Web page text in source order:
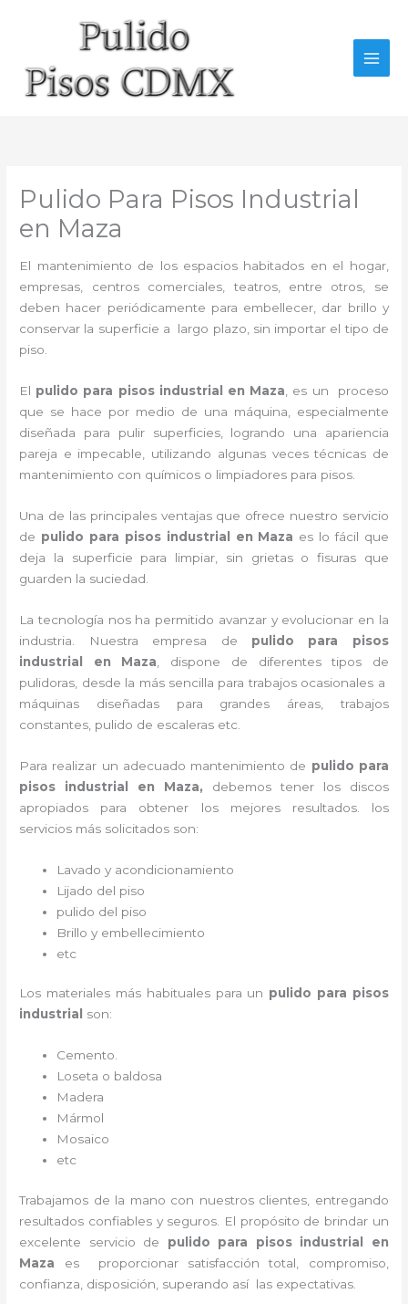
Pulido Para Pisos Industrial
en Maza
El mantenimiento de los espacios habitados en el hogar,
empresas, centros comerciales, teatros, entre otros, se
deben hacer periódicamente para embellecer, dar brillo y
conservar la superficie a largo plazo, sin importar el tipo de
piso.
El pulido para pisos industrial en Maza , es un proceso
que se hace por medio de una máquina, especialmente
diseñada para pulir superficies, logrando una apariencia
pareja e impecable, utilizando algunas veces técnicas de
mantenimiento con químicos o limpiadores para pisos.
Una de las principales ventajas que ofrece nuestro servicio
de pulido para pisos industrial en Maza es lo fácil que
deja la superficie para limpiar, sin grietas o fisuras que
guarden la suciedad.
La tecnología nos ha permitido avanzar y evolucionar en la
industria. Nuestra empresa de pulido para pisos
industrial
en Maza , dispone de diferentes tipos de
pulidoras, desde la más sencilla para trabajos ocasionales a
máquinas diseñadas para grandes áreas, trabajos
constantes, pulido de escaleras etc.
Para realizar un adecuado mantenimiento de pulido para
pisos industrial
en Maza, debemos tener los discos
apropiados para obtener los mejores resultados. los
servicios más solicitados son:
Lavado y acondicionamiento
Lijado del piso
pulido del piso
Brillo y embellecimiento
etc
Los materiales más habituales para un pulido para pisos
industrial
son:
Cemento.
Loseta o baldosa
Madera
Mármol
Mosaico
etc
Trabajamos de la mano con nuestros clientes, entregando
resultados confiables y seguros. El propósito de brindar un
excelente servicio de pulido para pisos industrial
en
Maza es proporcionar satisfacción total, compromiso,
confianza, disposición, superando así las expectativas.